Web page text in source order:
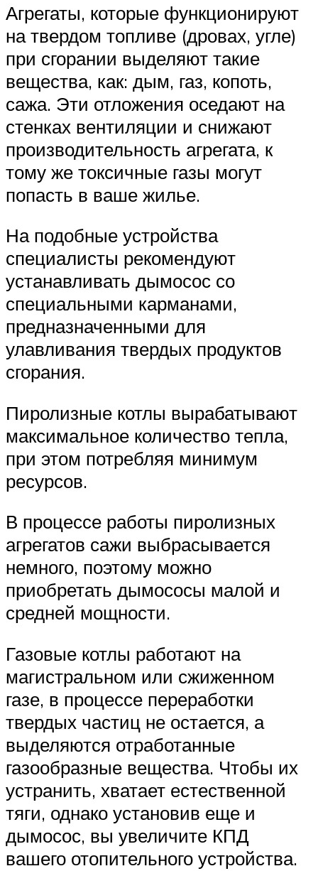
Агрегаты, которые функционируют
на твердом топливе (дровах, угле)
при сгорании выделяют такие
вещества, как: дым, газ, копоть,
сажа. Эти отложения оседают на
стенках вентиляции и снижают
производительность агрегата, к
тому же токсичные газы могут
попасть в ваше жилье.
На подобные устройства
специалисты рекомендуют
устанавливать дымосос со
специальными карманами,
предназначенными для
улавливания твердых продуктов
сгорания.
Пиролизные котлы вырабатывают
максимальное количество тепла,
при этом потребляя минимум
ресурсов.
В процессе работы пиролизных
агрегатов сажи выбрасывается
немного, поэтому можно
приобретать дымососы малой и
средней мощности.
Газовые котлы работают на
магистральном или сжиженном
газе, в процессе переработки
твердых частиц не остается, а
выделяются отработанные
газообразные вещества. Чтобы их
устранить, хватает естественной
тяги, однако установив еще и
дымосос, вы увеличите КПД
вашего отопительного устройства.